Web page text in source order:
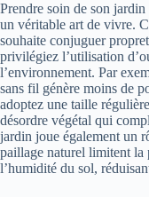
Prendre soin de son
un véritable art de vivre.
souhaite conjuguer
privilégiez l’utilisation
l’environnement. Par
sans fil génère moins de
adoptez une taille
désordre végétal qui
jardin joue également un
paillage naturel limitent la
l’humidité du sol,